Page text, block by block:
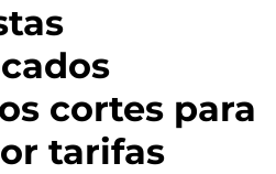
cortes para
tarifas